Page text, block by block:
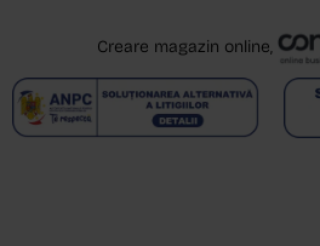
Creare magazin online,